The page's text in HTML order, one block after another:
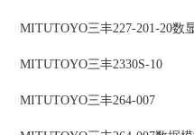
MITUTOYO三丰227-201-20数
MITUTOYO三丰2330S-10
MITUTOYO三丰264-007